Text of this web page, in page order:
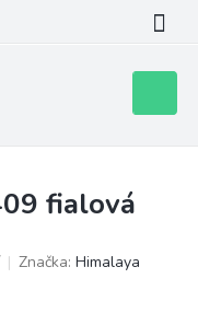
košík
fialová
Značka: Himalaya